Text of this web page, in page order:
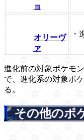
ョ
オリーヴ
ァ
・
進化前の対象ポケモ
で、進化系の対象ポ
る。
その他のポ